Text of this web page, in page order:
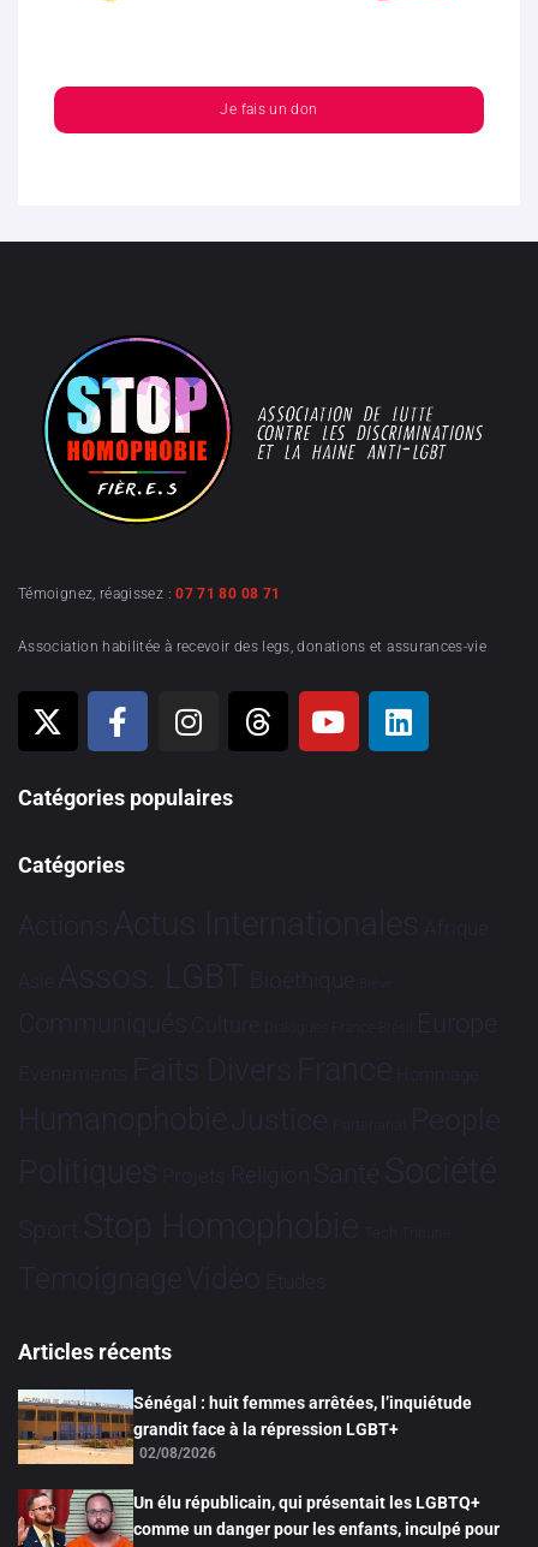
Je fais un don
Témoignez, réagissez :07 71 80 08 71
Association habilitée à recevoir des legs, donations et assurances-vie
Catégories populaires
Catégories
Actions Actus Internationales Afrique
Asie Assos. LGBT Bioéthique Brève
Communiqués Culture Dialogues France-Brésil Europe
Evénements Faits Divers France Hommage
HumanophobieJustice Partenariat People
Politiques Projets Religion Santé Société
Sport Stop Homophobie Tech Tribune
TémoignageVidéo Études
Articles récents
Sénégal : huit femmes arrêtées, l’inquiétude
grandit face à la répression LGBT+
02/08/2026
Un élu républicain, qui présentait les LGBTQ+
comme un danger pour les enfants, inculpé pour